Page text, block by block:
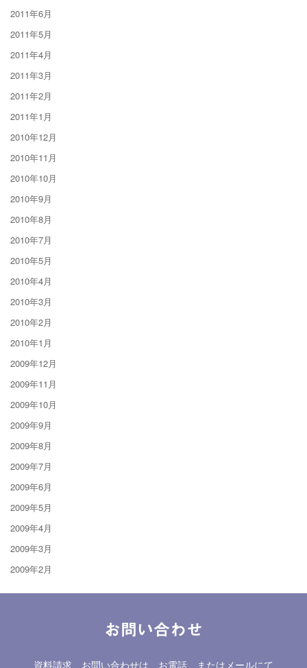
2011年6月
2011年5月
2011年4月
2011年3月
2011年2月
2011年1月
2010年12月
2010年11月
2010年10月
2010年9月
2010年8月
2010年7月
2010年5月
2010年4月
2010年3月
2010年2月
2010年1月
2009年12月
2009年11月
2009年10月
2009年9月
2009年8月
2009年7月
2009年6月
2009年5月
2009年4月
2009年3月
2009年2月
お問い合わせ
資料請求、お問い合わせは、お電話、またはメールにて